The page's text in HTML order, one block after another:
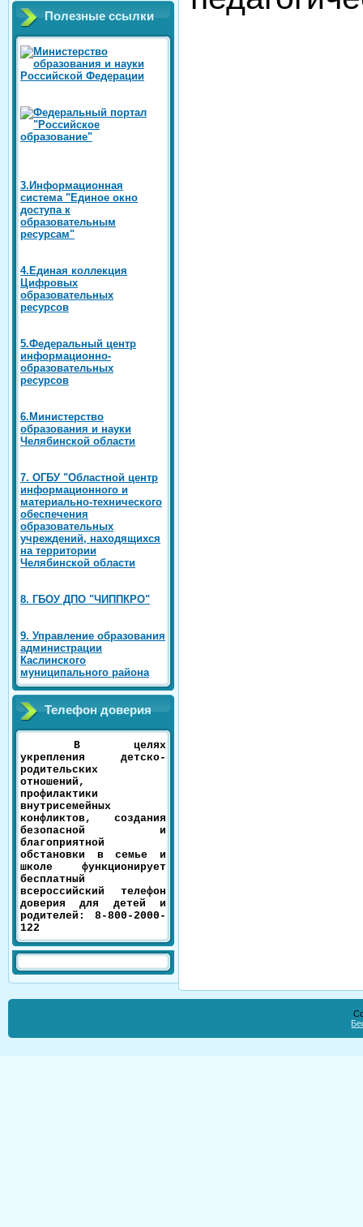
Полезные ссылки
3.Информационная
система "Единое окно
доступа к
образовательным
ресурсам"
4.Единая коллекция
Цифровых
образовательных
ресурсов
5.Федеральный центр
информационно-
образовательных
ресурсов
6.Министерство
образования и науки
Челябинской области
7. ОГБУ "Областной центр
информационного и
материально-технического
обеспечения
образовательных
учреждений, находящихся
на территории
Челябинской области
8. ГБОУ ДПО "ЧИППКРО"
9. Управление образования
администрации
Каслинского
муниципального района
Телефон доверия
В целях
укрепления детско-
родительских
отношений,
профилактики
внутрисемейных
конфликтов, создания
безопасной и
благоприятной
обстановки в семье и
школе функционирует
бесплатный
всероссийский телефон
доверия для детей и
родителей: 8-800-2000-
122